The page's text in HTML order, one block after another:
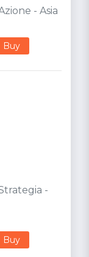
- Asia
Buy
-
Buy